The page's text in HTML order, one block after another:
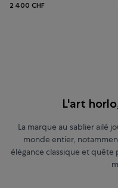
2 400 CHF
L'art
La marque au sablier ailé
monde entier,
élégance classique et